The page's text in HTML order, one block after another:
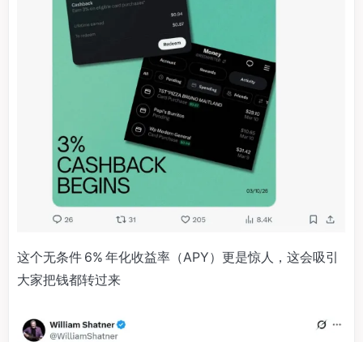
这个无条件 6% 年化收益率（APY）更是惊人，这会吸引
大家把钱都转过来